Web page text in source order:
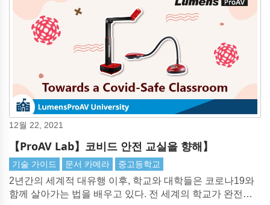
12월 22, 2021
【ProAV Lab】코비드 안전 교실을 향해】
기술 가이드 문서 카메라 중고등학교
2년간의 세계적 대유행 이후, 학교와 대학들은 코로나19와
함께 살아가는 법을 배우고 있다. 전 세계의 학교가 완전히